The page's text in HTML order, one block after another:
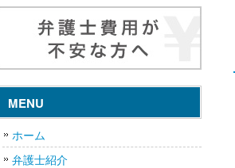
MENU
ホーム
弁護士紹介